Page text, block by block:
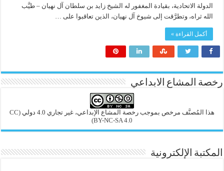
الدولة الاتحادية، بقيادة المغفور له الشيخ زايد بن سلطان آل نهيان – طيَّب
الله ثراه، وتطرَّقت إلى شيوخ آل نهيان، الذين تعاقبوا على …
أكمل القراءة »
رخصة المشاع الابداعي
هذا المُصنَّف مرخص بموجب رخصة المشاع الإبداعي، غير تجاري 4.0 دولي
(CC
BY-NC-SA 4.0)
المكتبة الإلكترونية